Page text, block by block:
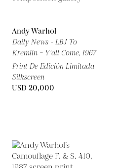
Andy Warhol
Daily News - LBJ To
Kremlin – Y'all Come, 1967
Print De Edición Limitada
Silkscreen
USD 20,000